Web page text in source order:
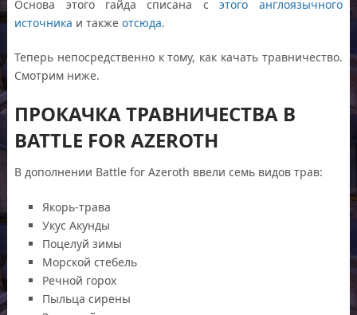
Основа этого гайда списана сэтого англоязычного
источника и такжеотсюда.
Теперь непосредственно к тому, как качать травничество.
Смотрим ниже.
ПРОКАЧКА ТРАВНИЧЕСТВА В
BATTLE FOR AZEROTH
В дополнении Battle for Azeroth ввели семь видов трав:
Якорь-трава
Укус Акунды
Поцелуй зимы
Морской стебель
Речной горох
Пыльца сирены